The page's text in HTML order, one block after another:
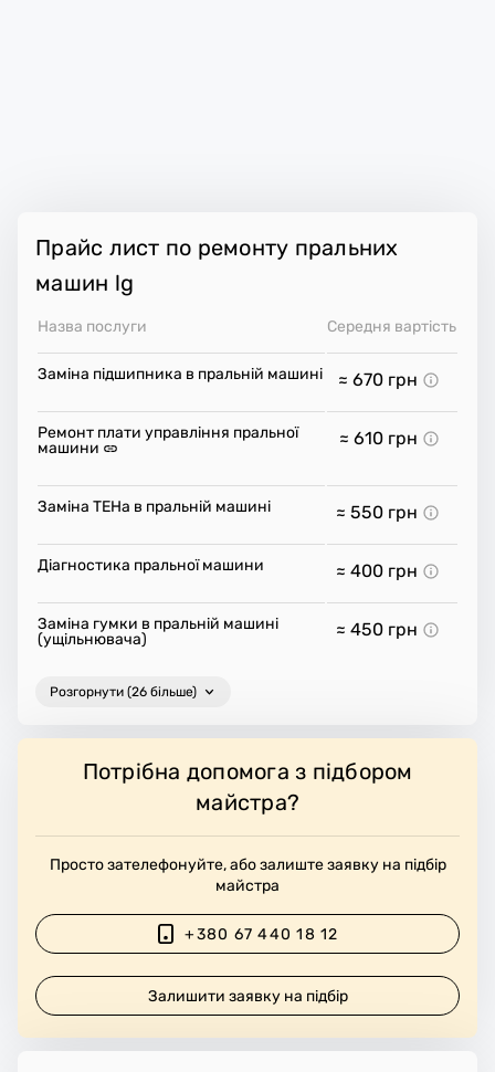
Прайс лист по ремонту пральних
машин lg
Назва послуги Середня вартість
Заміна підшипника в пральній машині ≈ 670 грн
Ремонт плати управління пральної
машини
≈ 610 грн
Заміна ТЕНа в пральній машині ≈ 550 грн
Діагностика пральної машини ≈ 400 грн
Заміна гумки в пральній машині
(ущільнювача)
≈ 450 грн
Розгорнути (26 більше)
Потрібна допомога з підбором
майстра?
Просто зателефонуйте, або залиште заявку на підбір
майстра
+380 67 440 18 12
Залишити заявку на підбір